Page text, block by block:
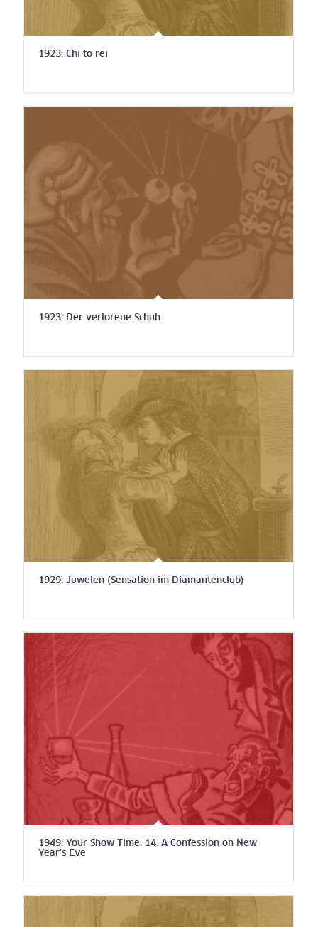
1923: Chî to reî
1923: Der verlorene Schuh
1929: Juwelen (Sensation im Diamantenclub)
1949: Your Show Time. 14. A Confession on New
Year’s Eve